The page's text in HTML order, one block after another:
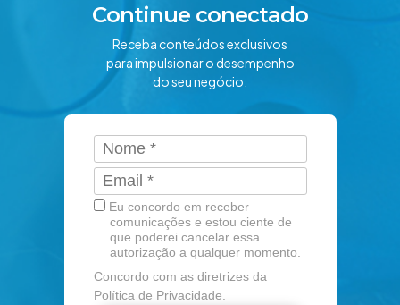
Continue conectado
Receba conteúdos exclusivos
para impulsionar o desempenho
do seu negócio:
Eu concordo em receber
comunicações e estou ciente de
que poderei cancelar essa
autorização a qualquer momento.
Concordo com as diretrizes da
Política de Privacidade